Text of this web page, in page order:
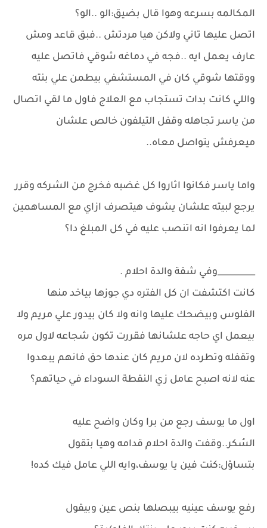
المكالمه بسرعه وهوا قال بضيق:الو ..الو؟
اتصل عليها تاني ولاكن هيا مردتش ..فبق قاعد ومش
عارف يعمل ايه ..فجه في دماغه شوقي فاتصل عليه
ووقتها شوقي كان في المستشفي بيطمن علي بنته
واللي كانت بدات تستجاب مع العلاج فاول ما لقي اتصال
من ياسر تجاهله وقفل التيلفون خالص علشان
ميعرفش يتواصل معاه..
واما ياسر فكانوا اثاروا كل غضبه فخرج من الشركه وقرر
يرجع لبيته علشان يشوف هيتصرف ازاي مع المساهمين
لما يعرفوا انه اتنصب عليه في كل المبلغ دا؟
_________وفي شقة والدة احلام .
كانت اكتشفت ان كل الفتره دي جوزها بياخد منها
الفلوس وبيضحك عليها وانه ولا كان بيدور علي مريم ولا
بيعمل اي حاجه علشانها فقررت تكون شجاعه لاول مره
وتقفله وتطرده لان مريم كان عندها حق فانهم يبعدوا
عنه لانه اصبح عامل زي النقطة السوداء في حياتهم؟
اول ما يوسف رجع من برا وكان واضح عليه
السُكر..وقفت والدة احلام قدامه وهيا بتقول
بتساؤل:كنت فين يا يوسف،وايه اللي عامل فيك كده!
رفع يوسف عينيه بيبصلها بنص عين وبيقول